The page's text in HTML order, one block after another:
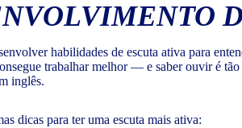
habilidades de escuta ativa para
trabalhar melhor — e saber ouvir é
inglês.
dicas para ter uma escuta mais ativa: